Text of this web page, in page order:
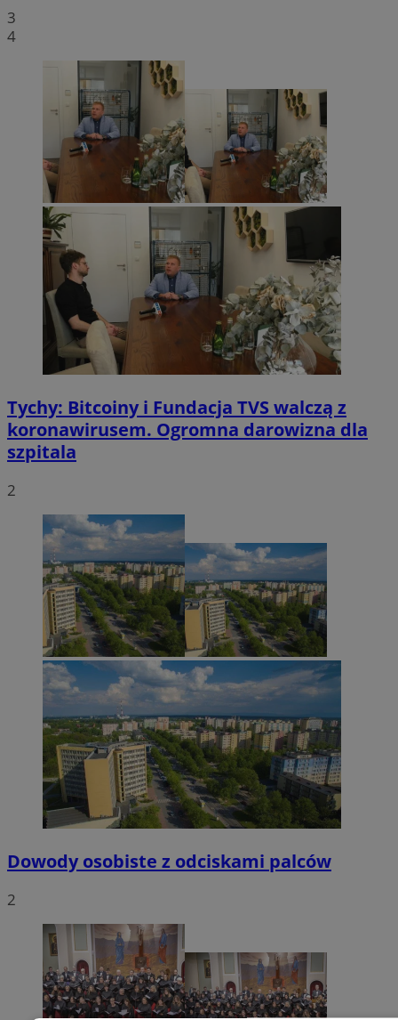
3
4
Tychy: Bitcoiny i Fundacja TVS walczą z
koronawirusem. Ogromna darowizna dla
szpitala
2
Dowody osobiste z odciskami palców
2